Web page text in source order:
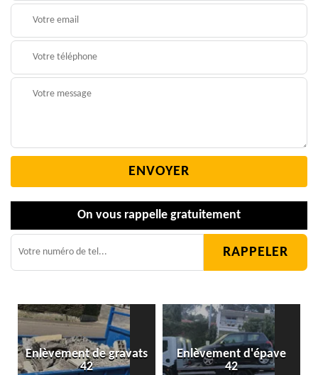
On vous rappelle gratuitement
Enlèvement de gravats
42
Enlèvement d'épave
42